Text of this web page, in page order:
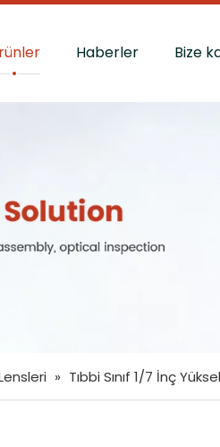
Haberler Bize
» Tıbbi Sınıf 1/7 İnç